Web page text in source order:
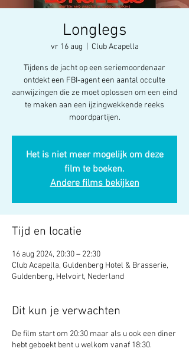
Longlegs
vr 16 aug Club Acapella
Tijdens de jacht op een seriemoordenaar
ontdekt een FBI-agent een aantal occulte
aanwijzingen die ze moet oplossen om een eind
te maken aan een ijzingwekkende reeks
moordpartijen.
Het is niet meer mogelijk om deze
film te boeken.
Andere films bekijken
Tijd en locatie
16 aug 2024, 20:30 – 22:30
Club Acapella, Guldenberg Hotel & Brasserie,
Guldenberg, Helvoirt, Nederland
Dit kun je verwachten
De film start om 20:30 maar als u ook een diner
hebt geboekt bent u welkom vanaf 18:30.